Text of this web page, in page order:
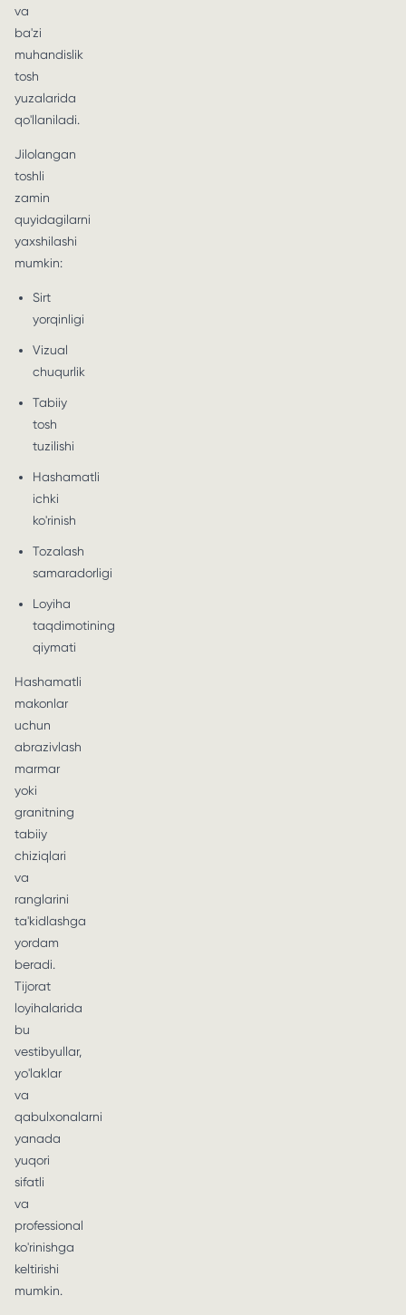
va
ba'zi
muhandislik
tosh
yuzalarida
qo'llaniladi.
Jilolangan
toshli
zamin
quyidagilarni
yaxshilashi
mumkin:
Sirt
yorqinligi
Vizual
chuqurlik
Tabiiy
tosh
tuzilishi
Hashamatli
ichki
ko'rinish
Tozalash
samaradorligi
Loyiha
taqdimotining
qiymati
Hashamatli
makonlar
uchun
abrazivlash
marmar
yoki
granitning
tabiiy
chiziqlari
va
ranglarini
ta'kidlashga
yordam
beradi.
Tijorat
loyihalarida
bu
vestibyullar,
yo'laklar
va
qabulxonalarni
yanada
yuqori
sifatli
va
professional
ko'rinishga
keltirishi
mumkin.